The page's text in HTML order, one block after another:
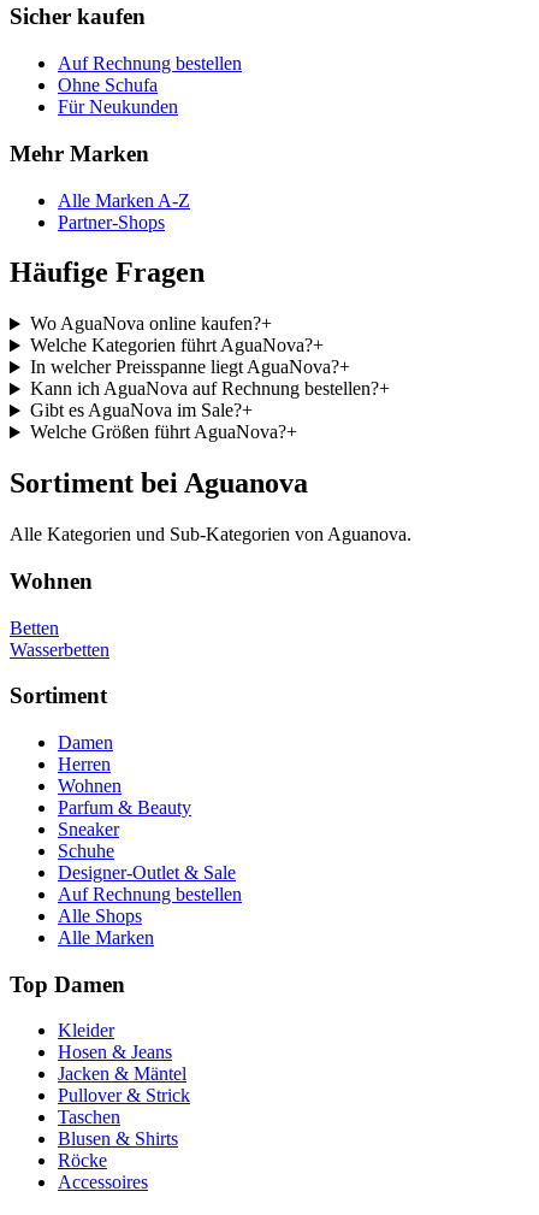
Sicher kaufen
Auf Rechnung bestellen
Ohne Schufa
Für Neukunden
Mehr Marken
Alle Marken A-Z
Partner-Shops
Häufige Fragen
Wo AguaNova online kaufen?+
Welche Kategorien führt AguaNova?+
In welcher Preisspanne liegt AguaNova?+
Kann ich AguaNova auf Rechnung bestellen?+
Gibt es AguaNova im Sale?+
Welche Größen führt AguaNova?+
Sortiment bei Aguanova
Alle Kategorien und Sub-Kategorien von Aguanova.
Wohnen
Betten
Wasserbetten
Sortiment
Damen
Herren
Wohnen
Parfum & Beauty
Sneaker
Schuhe
Designer-Outlet & Sale
Auf Rechnung bestellen
Alle Shops
Alle Marken
Top Damen
Kleider
Hosen & Jeans
Jacken & Mäntel
Pullover & Strick
Taschen
Blusen & Shirts
Röcke
Accessoires